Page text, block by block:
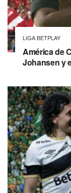
LIGA BETPLAY
América de
Johansen y